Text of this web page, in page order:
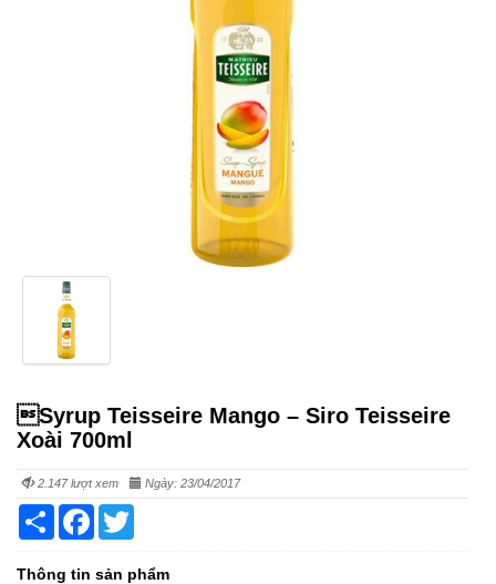
Syrup Teisseire Mango – Siro Teisseire
Xoài 700ml
2.147 lượt xem Ngày: 23/04/2017
Share Facebook
Thông tin sản phẩm